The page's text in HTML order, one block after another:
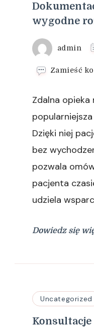
wygodne
admin
Zamieść
Zdalna
Dzięki niej
bez
pozwala
pacjenta
udziela
Dowiedz się
Uncategorized